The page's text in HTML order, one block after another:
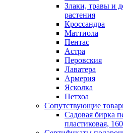
Злаки, травы и
растения
Кроссандра
Маттиола
Пентас
Астра
Перовския
Лаватера
Армерия
Ясколка
Петхоа
Сопутствующие
Садовая бирка
пластиковая,